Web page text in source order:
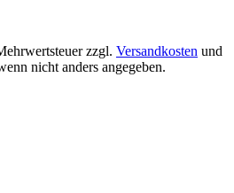
zzgl. Versandkosten und
nicht anders angegeben.